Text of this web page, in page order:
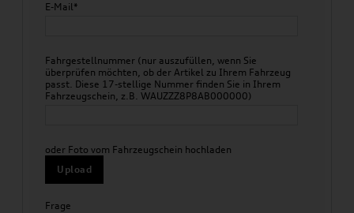
E-Mail*
Fahrgestellnummer (nur auszufüllen, wenn Sie
überprüfen möchten, ob der Artikel zu Ihrem Fahrzeug
passt. Diese 17-stellige Nummer finden Sie in Ihrem
Fahrzeugschein, z.B. WAUZZZ8P8AB000000)
oder Foto vom Fahrzeugschein hochladen
Upload
Frage